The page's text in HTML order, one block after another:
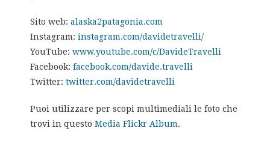
Sito web: alaska2patagonia.com
Instagram: instagram.com/davidetravelli/
YouTube: www.youtube.com/c/DavideTravelli
Facebook: facebook.com/davide.travelli
Twitter: twitter.com/davidetravelli
Puoi utilizzare per scopi multimediali le foto che
trovi in questo Media Flickr Album.